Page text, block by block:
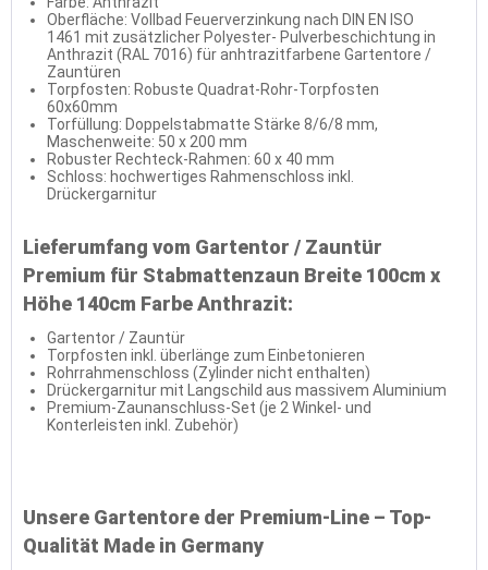
Oberfläche: Vollbad Feuerverzinkung nach DIN EN ISO
1461 mit zusätzlicher Polyester- Pulverbeschichtung in
Anthrazit (RAL 7016) für anhtrazitfarbene Gartentore /
Zauntüren
Torpfosten: Robuste Quadrat-Rohr-Torpfosten
60x60mm
Torfüllung: Doppelstabmatte Stärke 8/6/8 mm,
Maschenweite: 50 x 200 mm
Robuster Rechteck-Rahmen: 60 x 40 mm
Schloss: hochwertiges Rahmenschloss inkl.
Drückergarnitur
Lieferumfang vom Gartentor / Zauntür
Premium für Stabmattenzaun Breite 100cm x
Höhe 140cm Farbe Anthrazit:
Gartentor / Zauntür
Torpfosten inkl. überlänge zum Einbetonieren
Rohrrahmenschloss (Zylinder nicht enthalten)
Drückergarnitur mit Langschild aus massivem Aluminium
Premium-Zaunanschluss-Set (je 2 Winkel- und
Konterleisten inkl. Zubehör)
Unsere Gartentore der Premium-Line – Top-
Qualität Made in Germany